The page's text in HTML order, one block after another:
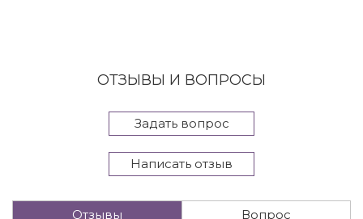
ОТЗЫВЫ И ВОПРОСЫ
Задать вопрос
Написать отзыв
Отзывы Вопрос